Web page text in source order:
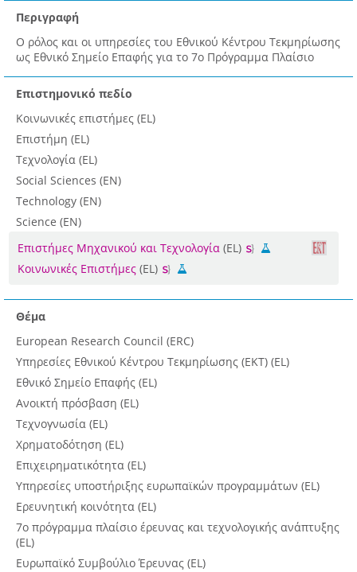
Περιγραφή
Ο ρόλος και οι υπηρεσίες του Εθνικού Κέντρου Τεκμηρίωσης
ως Εθνικό Σημείο Επαφής για το 7ο Πρόγραμμα Πλαίσιο
Επιστημονικό πεδίο
Κοινωνικές επιστήμες (EL)
Επιστήμη (EL)
Τεχνολογία (EL)
Social Sciences (EN)
Technology (EN)
Science (EN)
Επιστήμες Μηχανικού και Τεχνολογία (EL)
Κοινωνικές Επιστήμες (EL)
Θέμα
European Research Council (ERC)
Υπηρεσίες Εθνικού Κέντρου Τεκμηρίωσης (ΕΚΤ) (EL)
Εθνικό Σημείο Επαφής (EL)
Ανοικτή πρόσβαση (EL)
Τεχνογνωσία (EL)
Χρηματοδότηση (EL)
Επιχειρηματικότητα (EL)
Υπηρεσίες υποστήριξης ευρωπαϊκών προγραμμάτων (EL)
Ερευνητική κοινότητα (EL)
7ο πρόγραμμα πλαίσιο έρευνας και τεχνολογικής ανάπτυξης
(EL)
Ευρωπαϊκό Συμβούλιο Έρευνας (EL)